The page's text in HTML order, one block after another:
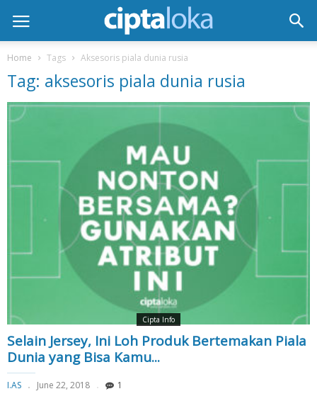
Home Tags Aksesoris piala dunia rusia
Tag: aksesoris piala dunia rusia
Cipta Info
Selain Jersey, Ini Loh Produk Bertemakan Piala
Dunia yang Bisa Kamu...
I.AS June 22, 2018 1